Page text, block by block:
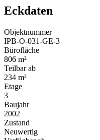
Eckdaten
Objektnummer
IPB-O-031-GE-3
Bürofläche
806 m²
Teilbar ab
234 m²
Etage
3
Baujahr
2002
Zustand
Neuwertig